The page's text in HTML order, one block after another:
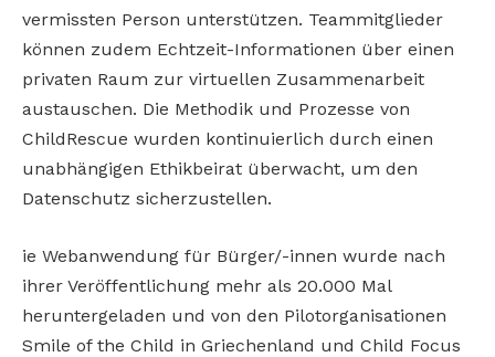
vermissten Person unterstützen. Teammitglieder
können zudem Echtzeit-Informationen über einen
privaten Raum zur virtuellen Zusammenarbeit
austauschen. Die Methodik und Prozesse von
ChildRescue wurden kontinuierlich durch einen
unabhängigen Ethikbeirat überwacht, um den
Datenschutz sicherzustellen.
ie Webanwendung für Bürger/-innen wurde nach
ihrer Veröffentlichung mehr als 20.000 Mal
heruntergeladen und von den Pilotorganisationen
Smile of the Child in Griechenland und Child Focus